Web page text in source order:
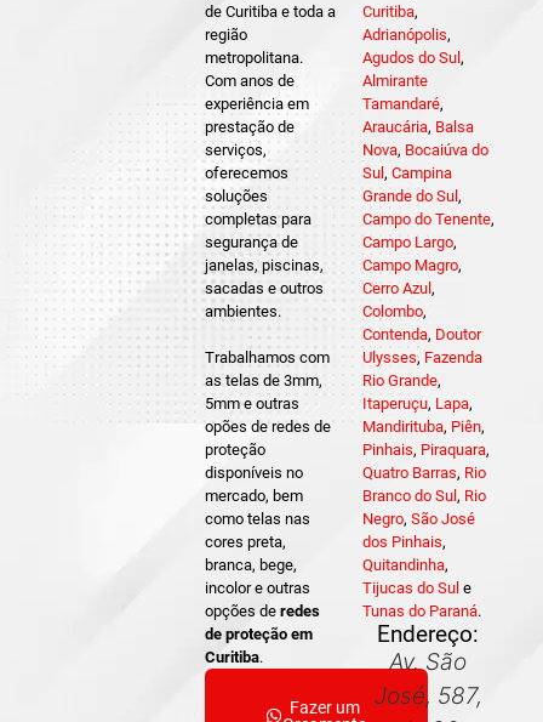
de Curitiba e toda a
região
metropolitana.
Com anos de
experiência em
prestação de
serviços,
oferecemos
soluções
completas para
segurança de
janelas, piscinas,
sacadas e outros
ambientes.
Trabalhamos com
as telas de 3mm,
5mm e outras
opões de redes de
proteção
disponíveis no
mercado, bem
como telas nas
cores preta,
branca, bege,
incolor e outras
opções deredes
de proteção em
Curitiba.
Fazer um
Curitiba,
Adrianópolis,
Agudos do Sul ,
Almirante
Tamandaré,
Araucária, Balsa
Nova, Bocaiúva do
Sul , Campina
Grande do Sul ,
Campo do Tenente,
Campo Largo,
Campo Magro,
Cerro Azul ,
Colombo,
Contenda, Doutor
Ulysses, Fazenda
Rio Grande,
Itaperuçu, Lapa,
Mandirituba, Piên,
Pinhais, Piraquara,
Quatro Barras, Rio
Branco do Sul , Rio
Negro, São José
dos Pinhais,
Quitandinha,
Tijucas do Sul e
Tunas do Paraná.
Endereço:
Av. São
José, 587,